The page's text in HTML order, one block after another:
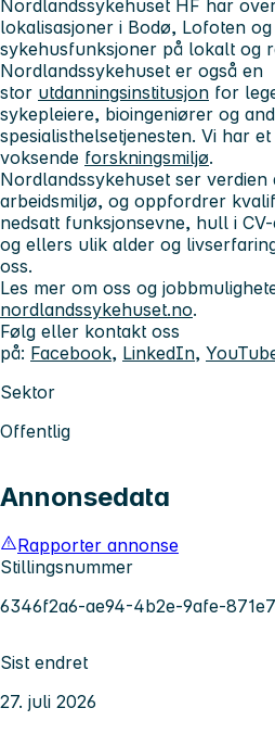
Nordlandssykehuset HF har
lokalisasjoner i Bodø, Lofoten
sykehusfunksjoner på lokalt og
Nordlandssykehuset er også en
stor utdanningsinstitusjon for
sykepleiere, bioingeniører og
spesialisthelsetjenesten. Vi har et
voksende forskningsmiljø.
Nordlandssykehuset ser
arbeidsmiljø, og oppfordrer
nedsatt funksjonsevne, hull i
og ellers ulik alder og
oss.
Les mer om oss og
nordlandssykehuset.no.
Følg eller kontakt oss
på: Facebook, LinkedIn,
Sektor
Offentlig
Annonsedata
Rapporter annonse
Stillingsnummer
6346f2a6-ae94-4b2e-9afe-
Sist endret
27. juli 2026